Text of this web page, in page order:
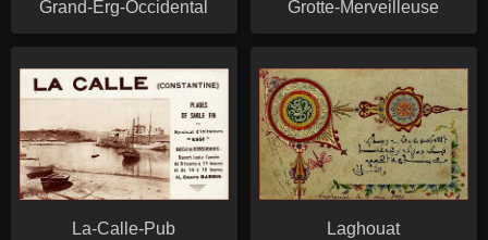
Grand-Erg-Occidental Grotte-Merveilleuse
La-Calle-Pub Laghouat